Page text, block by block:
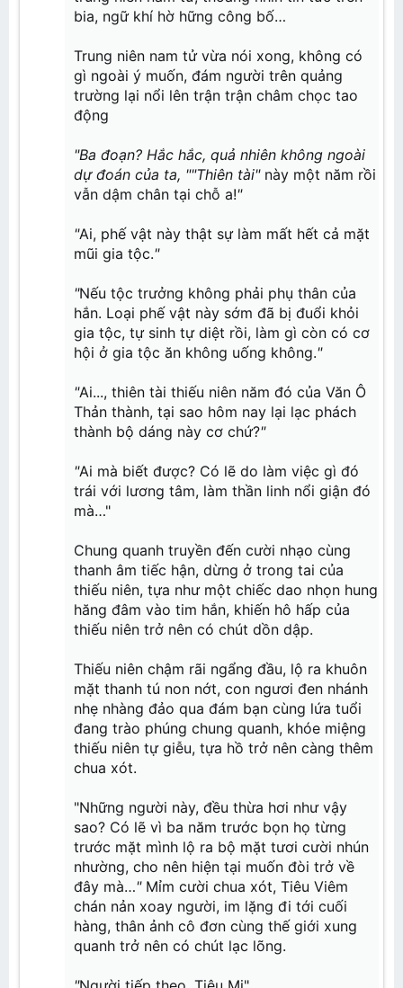
Chương 22: Thanh Phong Quyết
Chương 23: Tranh đoạt
Chương 25: Tiễn do ngã xuất
Chương 26: Khổ tu
Chương 27: Trùng kích đệ thất đoạn
Chương 28: Cường hóa Hấp chưởng
Chương 29: Trọng yếu đích nhật tử
Chương 30: Vẫn lạc thiên tài
Chương 31: Nhất tinh Đấu Giả
Chương 32: Khiêu Chiến
Chương 33: Chứng Thực
Chương 34: Phiên Thân
Chương 35: Cảm giác tội ác
Chương 37: Tiêu Ngọc
Chương 38: Tiểu tử này, không đơn giản
Chương 39: Nghi thức phục trắc
Chương 41: Tăng khí tán
Chương 42: Ngươi thua
Chương 43: Thực lực của Tiêu Viêm
Chương 44: Ngươi muốn thử không?
Chương 45: Lạc mạc
Chương 46: Tiêu Viêm bạo nộ
Chương 48: Đấu Khí các
Chương 49: Lựa chọn công pháp
Chương 50: Bang ?
bia, ngữ khí hờ hững công bố…
Trung niên nam tử vừa nói xong, không có
gì ngoài ý muốn, đám người trên quảng
trường lại nổi lên trận trận châm chọc tao
động
"Ba đoạn? Hắc hắc, quả nhiên không ngoài
dự đoán của ta, ""Thiên tài"này một năm rồi
vẫn dậm chân tại chỗ a!"
"Ai, phế vật này thật sự làm mất hết cả mặt
mũi gia tộc."
"Nếu tộc trưởng không phải phụ thân của
hắn. Loại phế vật này sớm đã bị đuổi khỏi
gia tộc, tự sinh tự diệt rồi, làm gì còn có cơ
hội ở gia tộc ăn không uống không."
"Ai..., thiên tài thiếu niên năm đó của Văn Ô
Thản thành, tại sao hôm nay lại lạc phách
thành bộ dáng này cơ chứ?"
"Ai mà biết được? Có lẽ do làm việc gì đó
trái với lương tâm, làm thần linh nổi giận đó
mà…"
Chung quanh truyền đến cười nhạo cùng
thanh âm tiếc hận, dừng ở trong tai của
thiếu niên, tựa như một chiếc dao nhọn hung
hăng đâm vào tim hắn, khiến hô hấp của
thiếu niên trở nên có chút dồn dập.
Thiếu niên chậm rãi ngẩng đầu, lộ ra khuôn
mặt thanh tú non nớt, con ngươi đen nhánh
nhẹ nhàng đảo qua đám bạn cùng lứa tuổi
đang trào phúng chung quanh, khóe miệng
thiếu niên tự giễu, tựa hồ trở nên càng thêm
chua xót.
"Những người này, đều thừa hơi như vậy
sao? Có lẽ vì ba năm trước bọn họ từng
trước mặt mình lộ ra bộ mặt tươi cười nhún
nhường, cho nên hiện tại muốn đòi trở về
đây mà…"Mỉm cười chua xót, Tiêu Viêm
chán nản xoay người, im lặng đi tới cuối
hàng, thân ảnh cô đơn cùng thế giới xung
quanh trở nên có chút lạc lõng.